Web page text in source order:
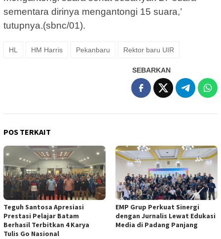
sementara dirinya mengantongi 15 suara,’
tutupnya.(sbnc/01).
HL HM Harris Pekanbaru Rektor baru UIR
SEBARKAN
POS TERKAIT
Teguh Santosa Apresiasi
Prestasi Pelajar Batam
Berhasil Terbitkan 4 Karya
Tulis Go Nasional
EMP Grup Perkuat Sinergi
dengan Jurnalis Lewat Edukasi
Media di Padang Panjang